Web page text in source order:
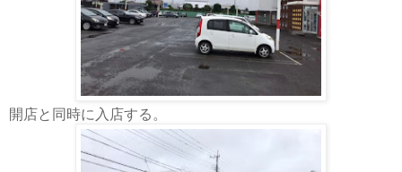
開店と同時に入店する。